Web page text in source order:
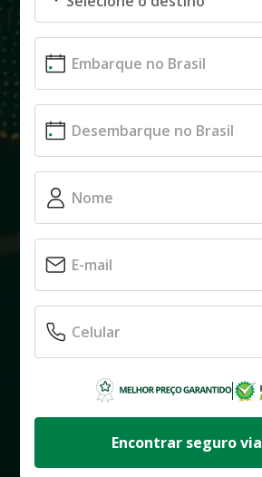
Encontrar seguro